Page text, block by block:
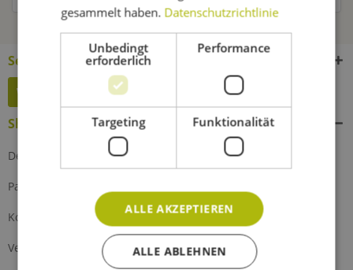
Service Hotline
Widerruf erklären
Shop Service
Defektes Produkt
Partnerprogramm
Kontakt
Versand und Zahlung
gesammelt haben. Datenschutzrichtlinie
Unbedingt
erforderlich
Performance
Targeting Funktionalität
ALLE AKZEPTIEREN
ALLE ABLEHNEN